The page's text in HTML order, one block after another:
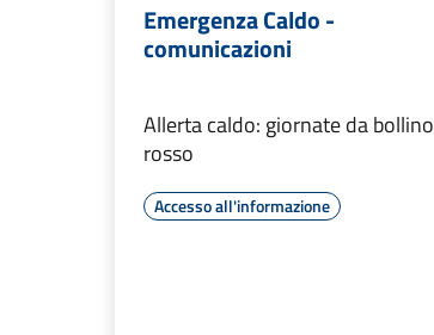
Emergenza Caldo -
comunicazioni
Allerta caldo: giornate da bollino
rosso
Accesso all'informazione